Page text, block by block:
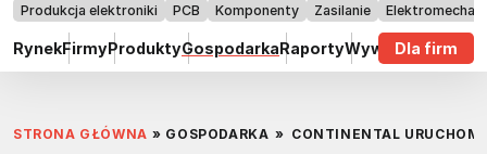
Produkcja elektroniki PCB Komponenty Zasilanie
RynekFirmyProduktyGospodarkaRaportyWywiadyDla firm
STRONA GŁÓWNA » GOSPODARKA » CONTINENTAL